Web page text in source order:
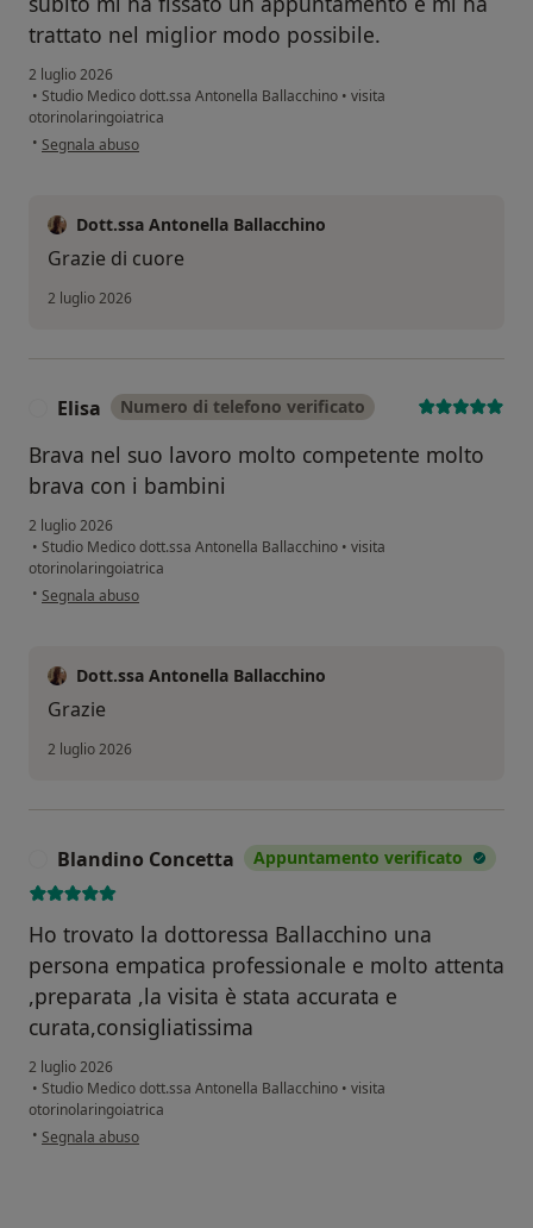
trattato nel miglior modo possibile.
2 luglio 2026
• Studio Medico dott.ssa Antonella Ballacchino • visita
otorinolaringoiatrica
• secondo l'opinione dell'utente F. DG.
Segnala abuso
Dott.ssa Antonella Ballacchino
Grazie di cuore
2 luglio 2026
Elisa Numero di telefono verificato
Brava nel suo lavoro molto competente molto
brava con i bambini
2 luglio 2026
• Studio Medico dott.ssa Antonella Ballacchino • visita
otorinolaringoiatrica
• secondo l'opinione dell'utente Elisa
Segnala abuso
Dott.ssa Antonella Ballacchino
Grazie
2 luglio 2026
Blandino Concetta Appuntamento verificato
Ho trovato la dottoressa Ballacchino una
persona empatica professionale e molto attenta
,preparata ,la visita è stata accurata e
curata,consigliatissima
2 luglio 2026
• Studio Medico dott.ssa Antonella Ballacchino • visita
otorinolaringoiatrica
• secondo l'opinione dell'utente Blandino Concetta
Segnala abuso